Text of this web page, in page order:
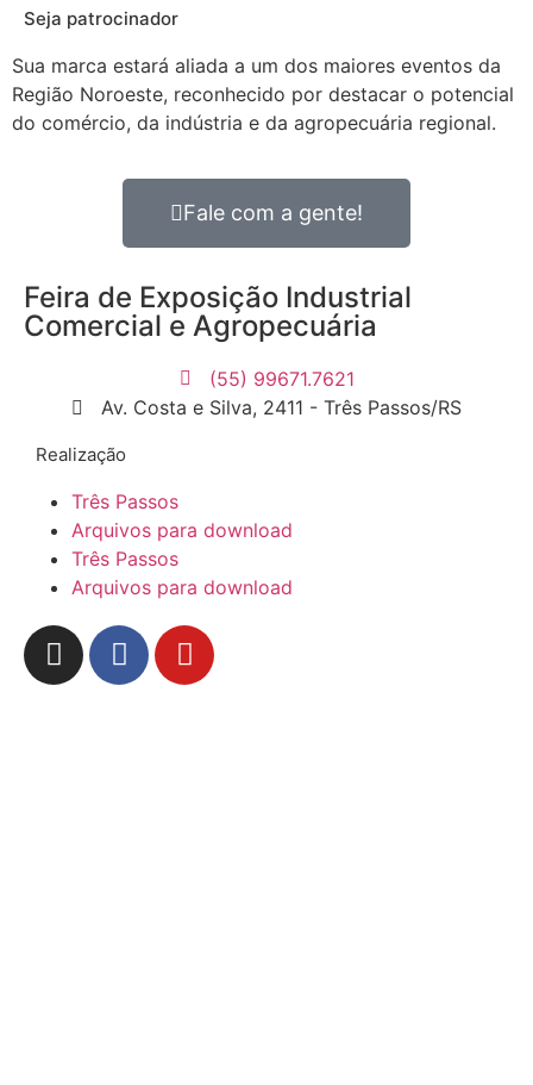
Seja patrocinador
Sua marca estará aliada a um dos maiores eventos da
Região Noroeste, reconhecido por destacar o potencial
do comércio, da indústria e da agropecuária regional.
Fale com a gente!
Feira de Exposição Industrial
Comercial e Agropecuária
(55) 99671.7621
Av. Costa e Silva, 2411 - Três Passos/RS
Realização
Três Passos
Arquivos para download
Três Passos
Arquivos para download